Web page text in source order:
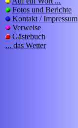
Fotos und Berichte
Kontakt / Impressum
Verweise
Gästebuch
... das Wetter